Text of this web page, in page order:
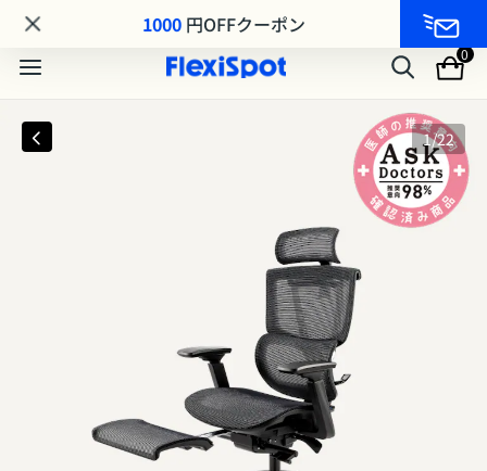
毎月11日は会員の日「クーポンコード：FS08GJ」
0
1/22
1000 円OFFクーポン